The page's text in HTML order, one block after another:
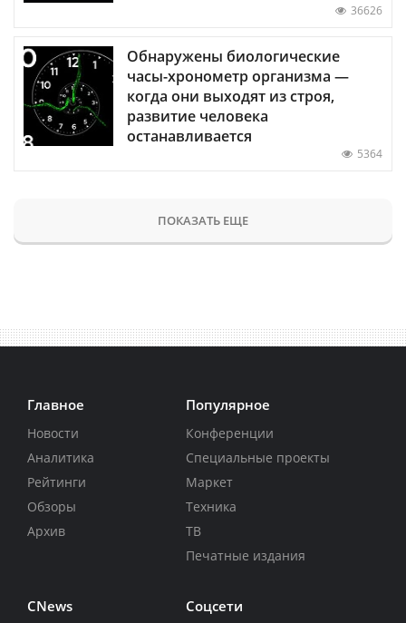
36626
Обнаружены биологические
часы-хронометр организма —
когда они выходят из строя,
развитие человека
останавливается
5364
ПОКАЗАТЬ ЕЩЕ
Главное
Новости
Аналитика
Рейтинги
Обзоры
Архив
Популярное
Конференции
Специальные проекты
Маркет
Техника
ТВ
Печатные издания
CNews Соцсети